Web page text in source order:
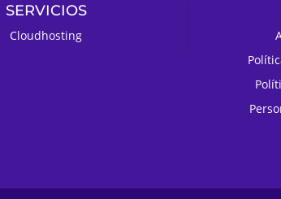
SERVICIOS
Cloudhosting